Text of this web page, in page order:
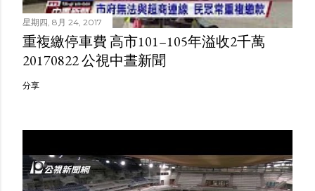
星期四, 8月 24, 2017
重複繳停車費 高市101–105年溢收2千萬
20170822 公視中晝新聞
分享